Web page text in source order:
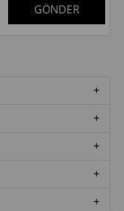
GÖNDER